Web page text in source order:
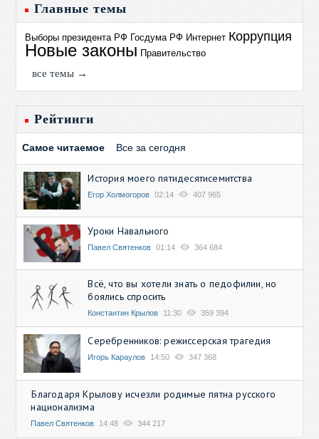
Главные темы
Выборы президента РФ Госдума РФ Интернет Коррупция
Новые законы Правительство
все темы →
Рейтинги
Самое читаемое Все за сегодня
История моего пятидесятисемитства
Егор Холмогоров 02:14 407 965
Уроки Навального
Павел Святенков 01:14 364 684
Всё, что вы хотели знать о педофилии, но
боялись спросить
Константин Крылов 11:30 359 394
Серебренников: режиссерская трагедия
Игорь Караулов 14:50 347 368
Благодаря Крылову исчезли родимые пятна русского
национализма
Павел Святенков 14:48 344 217